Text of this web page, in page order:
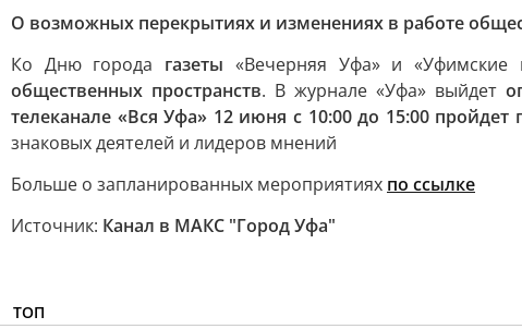
О возможных перекрытиях и изменениях в работе
Ко Дню города газеты «Вечерняя Уфа» и «Уфимские
общественных пространств. В журнале «Уфа» выйдет
телеканале «Вся Уфа» 12 июня с 10:00 до 15:00
знаковых деятелей и лидеров мнений
Больше о запланированных мероприятиях по ссылке
Источник: Канал в МАКС "Город Уфа"
ТОП